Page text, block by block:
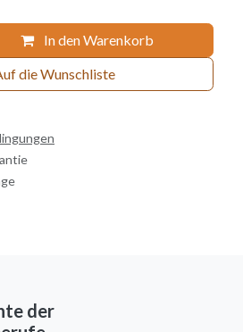
In den Warenkorb
die Wunschliste
der